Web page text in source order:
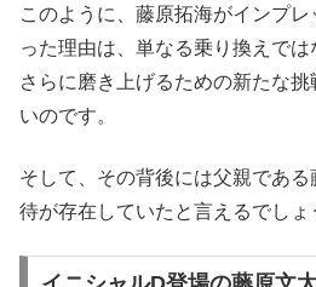
このように、藤原拓海がインプ
った理由は、単なる乗り換えで
さらに磨き上げるための新たな
いのです。
そして、その背後には父親であ
待が存在していたと言えるでしょ